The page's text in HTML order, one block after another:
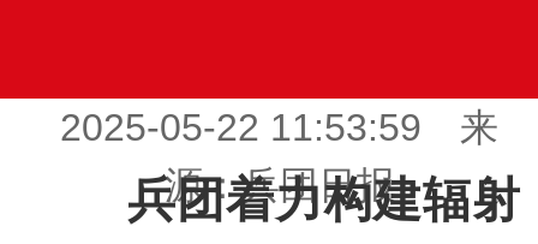
2025-05-22 11:53:59 来
源：兵团日报
兵团着力构建辐射